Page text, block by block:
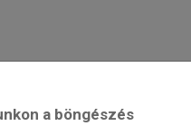
közös kiállítása
a böngészés